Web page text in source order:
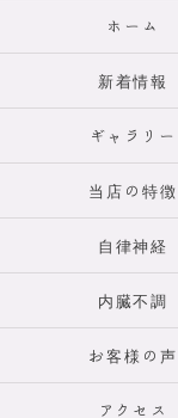
ホーム
新着情報
ギャラリー
当店の特徴
自律神経
内臓不調
お客様の声
アクセス